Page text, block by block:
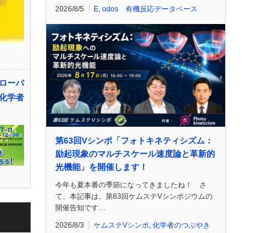
ーバ
学者
2026/8/5 E odos 有機反応データベース
第63回Vシンポ「フォトキネティシズム：
励起現象のマルチスケール速度論と革新的
光機能」を開催します！
今年も夏本番の季節になってきましたね！ さ
て、本記事は、第63回ケムステVシンポジウムの
開催告知です…
2026/8/3 ケムステVシンポ, 化学者のつぶやき